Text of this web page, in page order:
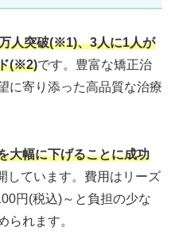
人突破(※1)、3人に1人が
(※2)です。豊富な矯正治
に寄り添った高品質な治療
大幅に下げることに成功
しています。費用はリーズ
円(税込)～と負担の少な
られます。